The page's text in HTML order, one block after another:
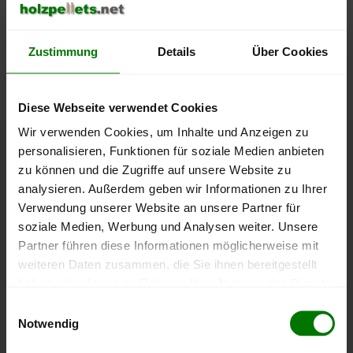
Zustimmung Details Über Cookies
Diese Webseite verwendet Cookies
Wir verwenden Cookies, um Inhalte und Anzeigen zu
personalisieren, Funktionen für soziale Medien anbieten
zu können und die Zugriffe auf unsere Website zu
analysieren. Außerdem geben wir Informationen zu Ihrer
Verwendung unserer Website an unsere Partner für
soziale Medien, Werbung und Analysen weiter. Unsere
Partner führen diese Informationen möglicherweise mit
weiteren Daten zusammen, die Sie ihnen bereitgestellt
Notwendig
Die aktuelle Preisentwicklung für Holzpellets in Österreich
können Sie jederzeit auf unserer
Pelletspreise-Seite
Höchst- und Tiefststände der
Pelletspreise in St. Georgen im
Attergau
Die Tabelle zeigt dieHöchst- und Tiefststände der
Pelletspreise für lose Holzpellets. Das dazugehörige